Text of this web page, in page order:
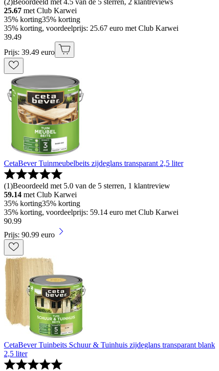
(2)Beoordeeld met 4.5 van de 5 sterren, 2 klantreviews
25.67 met Club Karwei
35% korting35% korting
35% korting, voordeelprijs: 25.67 euro met Club Karwei
39.49
Prijs: 39.49 euro
CetaBever Tuinmeubelbeits zijdeglans transparant 2,5 liter
(1)Beoordeeld met 5.0 van de 5 sterren, 1 klantreview
59.14 met Club Karwei
35% korting35% korting
35% korting, voordeelprijs: 59.14 euro met Club Karwei
90.99
Prijs: 90.99 euro
CetaBever Tuinbeits Schuur & Tuinhuis zijdeglans transparant blank
2,5 liter